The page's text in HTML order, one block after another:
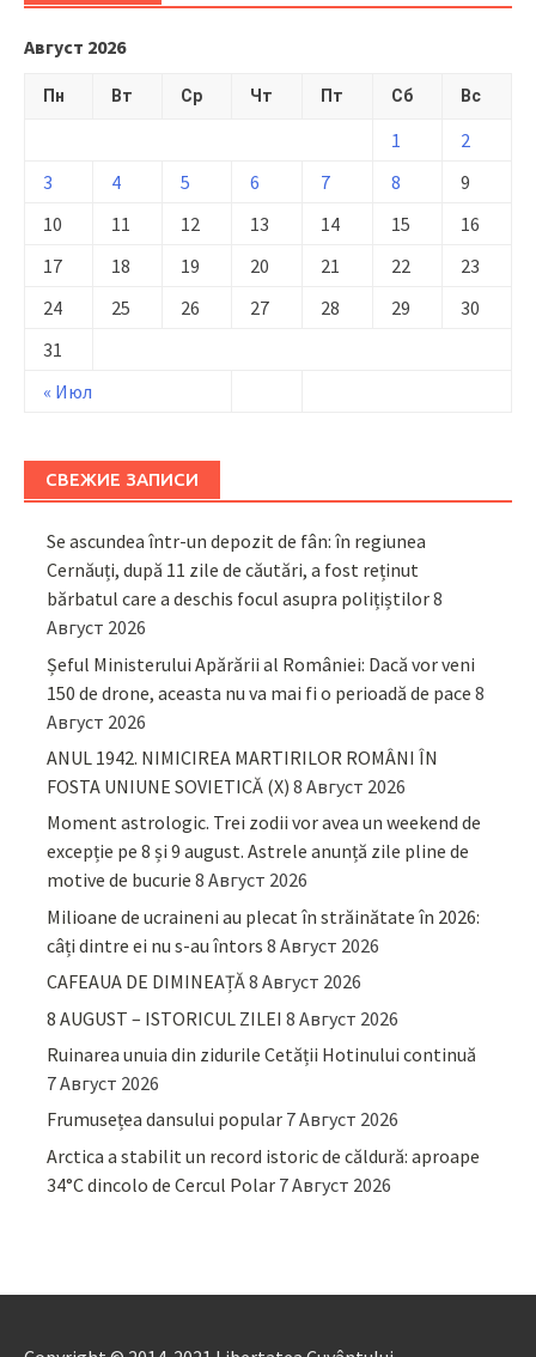
Август 2026
Пн Вт Ср Чт Пт Сб Вс
« Июл
1
2
3
4 5 6 7 8
9
10
11 12 13 14 15
16
17
18 19 20 21 22
23
24
25 26 27 28 29
30
31
СВЕЖИЕ ЗАПИСИ
Se ascundea într-un depozit de fân: în regiunea
Cernăuți, după 11 zile de căutări, a fost reținut
bărbatul care a deschis focul asupra polițiștilor8
Август 2026
Șeful Ministerului Apărării al României: Dacă vor veni
150 de drone, aceasta nu va mai fi o perioadă de pace 8
Август 2026
ANUL 1942. NIMICIREA MARTIRILOR ROMÂNI ÎN
FOSTA UNIUNE SOVIETICĂ (X) 8 Август 2026
Moment astrologic. Trei zodii vor avea un weekend de
excepție pe 8 și 9 august. Astrele anunță zile pline de
motive de bucurie 8 Август 2026
Milioane de ucraineni au plecat în străinătate în 2026:
câți dintre ei nu s-au întors 8 Август 2026
CAFEAUA DE DIMINEAȚĂ8 Август 2026
8 AUGUST – ISTORICUL ZILEI 8 Август 2026
Ruinarea unuia din zidurile Cetății Hotinului continuă
7 Август 2026
Frumusețea dansului popular 7 Август 2026
Arctica a stabilit un record istoric de căldură: aproape
34°C dincolo de Cercul Polar 7 Август 2026